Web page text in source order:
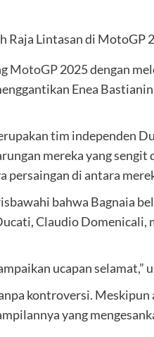
MotoGP2025 dengan
Enea
tim independen
mereka yang
persaingan di antara
bahwa Bagnaia
Claudio
ucapan selamat,”
kontroversi.
yang